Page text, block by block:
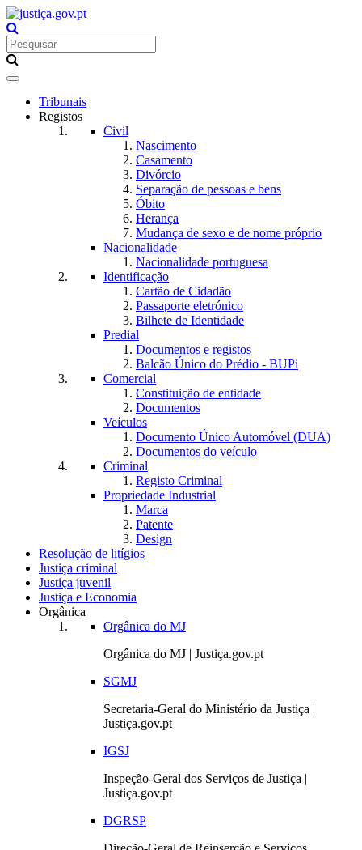
Toggle
navigationTribunais
Registos
Civil
Nascimento
Casamento
Divórcio
Separação de pessoas e bens
Óbito
Herança
Mudança de sexo e de nome próprio
Nacionalidade
Nacionalidade portuguesa
Identificação
Cartão de Cidadão
Passaporte eletrónico
Bilhete de Identidade
Predial
Documentos e registos
Balcão Único do Prédio - BUPi
Comercial
Constituição de entidade
Documentos
Veículos
Documento Único Automóvel (DUA)
Documentos do veículo
Criminal
Registo Criminal
Propriedade Industrial
Marca
Patente
Design
Resolução de litígios
Justiça criminal
Justiça juvenil
Justiça e Economia
Orgânica
Orgânica do MJ
Orgânica do MJ | Justiça.gov.pt
SGMJ
Secretaria-Geral do Ministério da Justiça |
Justiça.gov.pt
IGSJ
Inspeção-Geral dos Serviços de Justiça |
Justiça.gov.pt
DGRSP